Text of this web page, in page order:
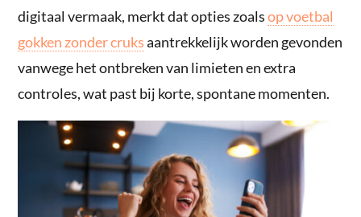
digitaal vermaak, merkt dat opties zoalsop voetbal
gokken zonder cruksaantrekkelijk worden gevonden
vanwege het ontbreken van limieten en extra
controles, wat past bij korte, spontane momenten.